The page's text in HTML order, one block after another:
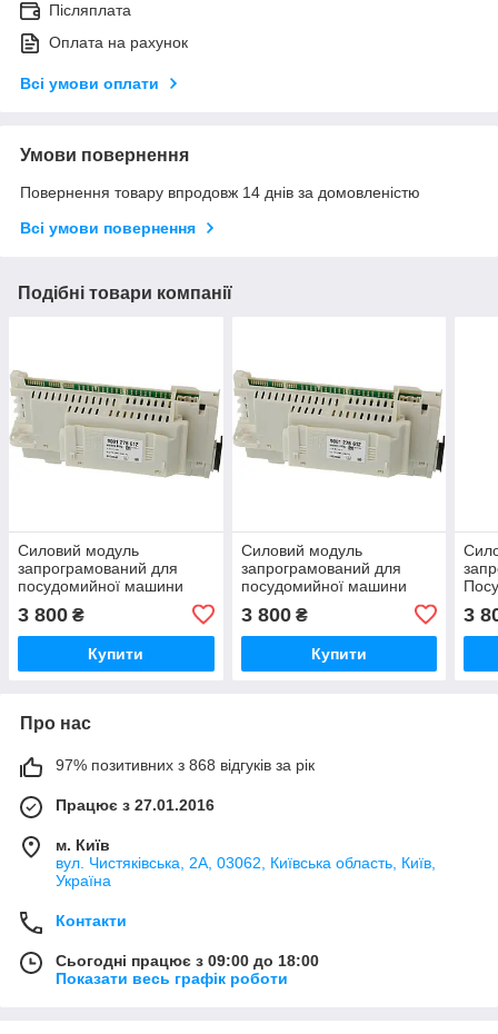
Післяплата
Оплата на рахунок
Всі умови оплати
Умови повернення
Повернення товару впродовж 14 днів за домовленістю
Всі умови повернення
Подібні товари компанії
Силовий модуль
запрограмований для
посудомийної машини
3 800 ₴
Купити
Силовий модуль
запрограмований для
посудомийної машини
3 800₴
Купити
3
Про нас
97% позитивних з 868 відгуків за рік
Працює з 27.01.2016
м. Київ
вул. Чистяківська, 2А, 03062, Київська область, Київ,
Україна
Контакти
Сьогодні працює з 09:00 до 18:00
Показати весь графік роботи